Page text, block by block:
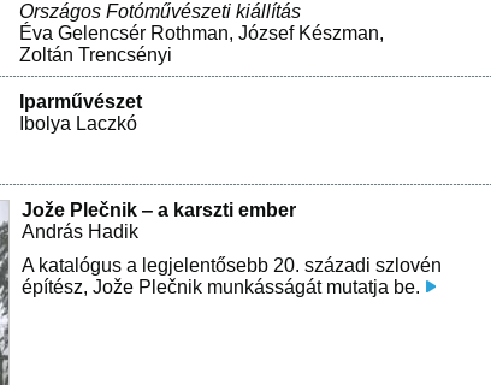
Országos Fotóművészeti kiállítás
Éva Gelencsér Rothman, József Készman,
Zoltán Trencsényi
Iparművészet
Ibolya Laczkó
Jože Plečnik ‒ a karszti ember
András Hadik
A katalógus a legjelentősebb 20. századi szlovén
építész, Jože Plečnik munkásságát mutatja be.